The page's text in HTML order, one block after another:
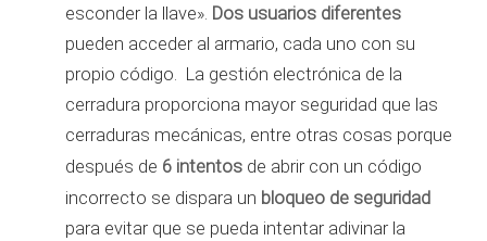
esconder la llave». Dos usuarios diferentes
pueden acceder al armario, cada uno con su
propio código. La gestión electrónica de la
cerradura proporciona mayor seguridad que las
cerraduras mecánicas, entre otras cosas porque
después de 6 intentos de abrir con un código
incorrecto se dispara un bloqueo de seguridad
para evitar que se pueda intentar adivinar la